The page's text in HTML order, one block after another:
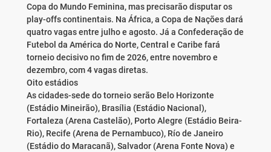
Copa do Mundo Feminina, mas precisarão disputar os
play-offs continentais. Na África, a Copa de Nações dará
quatro vagas entre julho e agosto. Já a Confederação de
Futebol da América do Norte, Central e Caribe fará
torneio decisivo no fim de 2026, entre novembro e
dezembro, com 4 vagas diretas.
Oito estádios
As cidades-sede do torneio serão Belo Horizonte
(Estádio Mineirão), Brasília (Estádio Nacional),
Fortaleza (Arena Castelão), Porto Alegre (Estádio Beira-
Rio), Recife (Arena de Pernambuco), Río de Janeiro
(Estádio do Maracanã), Salvador (Arena Fonte Nova) e